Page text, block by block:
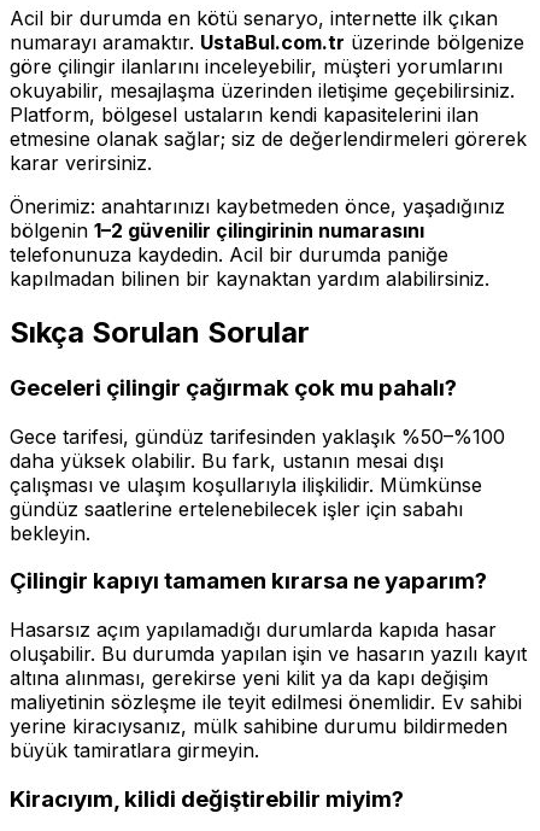
Acil bir durumda en kötü senaryo, internette ilk çıkan
numarayı aramaktır. UstaBul.com.tr üzerinde bölgenize
göre çilingir ilanlarını inceleyebilir, müşteri yorumlarını
okuyabilir, mesajlaşma üzerinden iletişime geçebilirsiniz.
Platform, bölgesel ustaların kendi kapasitelerini ilan
etmesine olanak sağlar; siz de değerlendirmeleri görerek
karar verirsiniz.
Önerimiz: anahtarınızı kaybetmeden önce, yaşadığınız
bölgenin 1–2 güvenilir çilingirinin numarasını
telefonunuza kaydedin. Acil bir durumda paniğe
kapılmadan bilinen bir kaynaktan yardım alabilirsiniz.
Sıkça Sorulan Sorular
Geceleri çilingir çağırmak çok mu pahalı?
Gece tarifesi, gündüz tarifesinden yaklaşık %50–%100
daha yüksek olabilir. Bu fark, ustanın mesai dışı
çalışması ve ulaşım koşullarıyla ilişkilidir. Mümkünse
gündüz saatlerine ertelenebilecek işler için sabahı
bekleyin.
Çilingir kapıyı tamamen kırarsa ne yaparım?
Hasarsız açım yapılamadığı durumlarda kapıda hasar
oluşabilir. Bu durumda yapılan işin ve hasarın yazılı kayıt
altına alınması, gerekirse yeni kilit ya da kapı değişim
maliyetinin sözleşme ile teyit edilmesi önemlidir. Ev sahibi
yerine kiracıysanız, mülk sahibine durumu bildirmeden
büyük tamiratlara girmeyin.
Kiracıyım, kilidi değiştirebilir miyim?